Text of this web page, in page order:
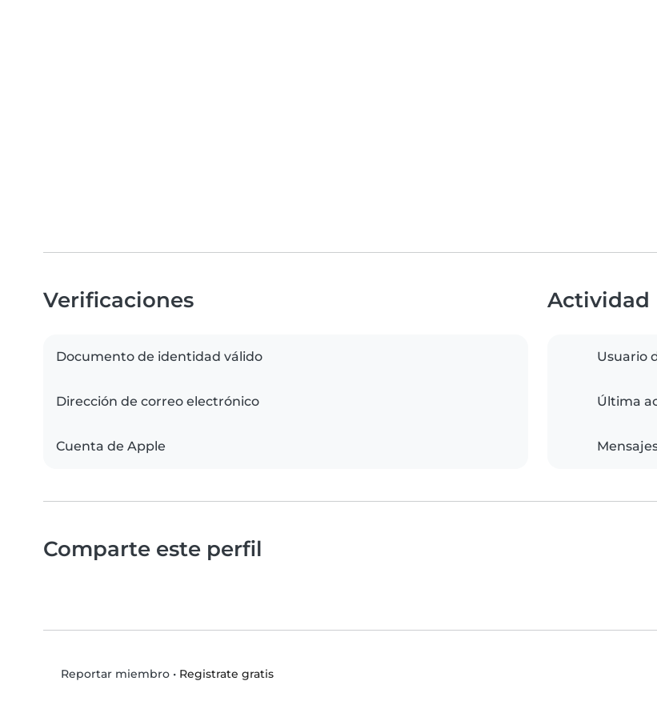
Verificaciones
Documento de identidad válido
Dirección de correo electrónico
Cuenta de Apple
Actividad
Usuario
Última
Comparte este perfil
Reportar miembro• Registrate gratis